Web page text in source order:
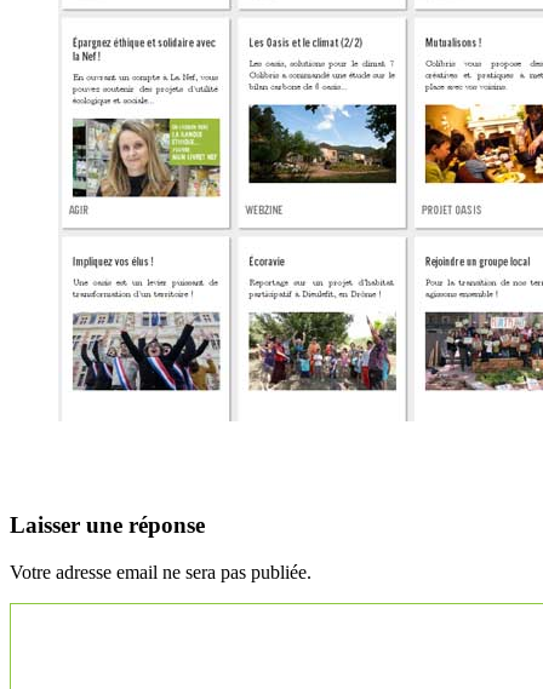
Laisser une réponse
Votre adresse email ne sera pas publiée.